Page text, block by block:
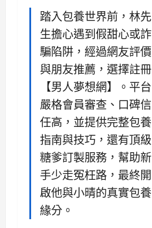
踏入包養世界前，林先
生擔心遇到假甜心或詐
騙陷阱，經過網友評價
與朋友推薦，選擇註冊
【男人夢想網】。平台
嚴格會員審查、口碑信
任高，並提供完整包養
指南與技巧，還有頂級
糖爹訂製服務，幫助新
手少走冤枉路，最終開
啟他與小晴的真實包養
緣分。